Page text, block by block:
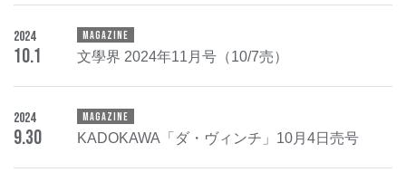
2024
10.1
MAGAZINE
文學界 2024年11月号（10/7売）
2024
9.30
MAGAZINE
KADOKAWA「ダ・ヴィンチ」10月4日売号